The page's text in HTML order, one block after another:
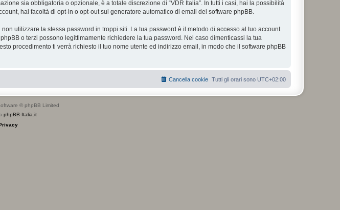
sia obbligatoria o opzionale, è a totale discrezione di “VDR Italia”. In tutti i casi, hai la possibilità
hai facoltà di opt-in o opt-out sul generatore automatico di email del software phpBB.
utilizzare la stessa password in troppi siti. La tua password è il metodo di accesso al tuo account
o terzi possono legittimamente richiedere la tua password. Nel caso dimenticassi la tua
procedimento ti verrà richiesto il tuo nome utente ed indirizzo email, in modo che il software phpBB
Tutti gli orari sono UTC+02:00
Cancella cookie
© phpBB Limited
phpBB-Italia.it